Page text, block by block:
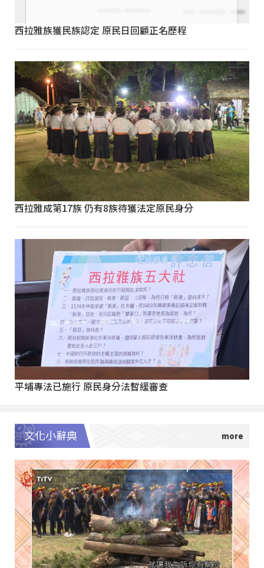
西拉雅族獲民族認定 原民日回顧正名歷程
西拉雅成第17族 仍有8族待獲法定原民身分
平埔專法已施行 原民身分法暫緩審查
文化小辭典